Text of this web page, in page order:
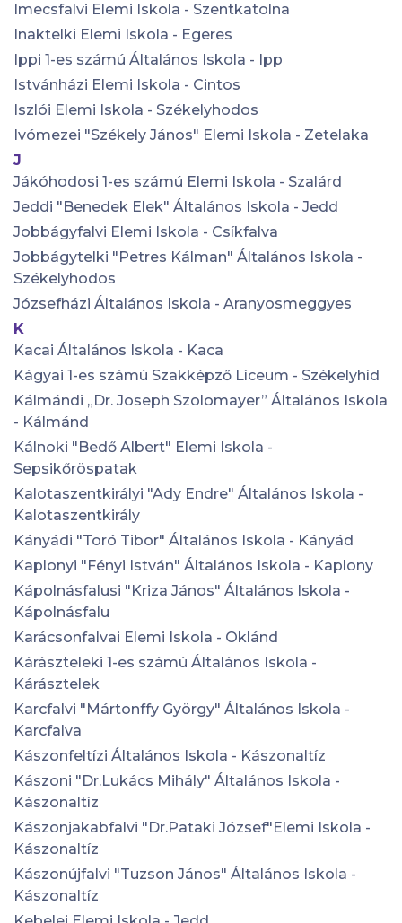
Imecsfalvi Elemi Iskola - Szentkatolna
Inaktelki Elemi Iskola - Egeres
Ippi 1-es számú Általános Iskola - Ipp
Istvánházi Elemi Iskola - Cintos
Iszlói Elemi Iskola - Székelyhodos
Ivómezei "Székely János" Elemi Iskola - Zetelaka
J
Jákóhodosi 1-es számú Elemi Iskola - Szalárd
Jeddi "Benedek Elek" Általános Iskola - Jedd
Jobbágyfalvi Elemi Iskola - Csíkfalva
Jobbágytelki "Petres Kálman" Általános Iskola -
Székelyhodos
Józsefházi Általános Iskola - Aranyosmeggyes
K
Kacai Általános Iskola - Kaca
Kágyai 1-es számú Szakképző Líceum - Székelyhíd
Kálmándi „Dr. Joseph Szolomayer” Általános Iskola
- Kálmánd
Kálnoki "Bedő Albert" Elemi Iskola -
Sepsikőröspatak
Kalotaszentkirályi "Ady Endre" Általános Iskola -
Kalotaszentkirály
Kányádi "Toró Tibor" Általános Iskola - Kányád
Kaplonyi "Fényi István" Általános Iskola - Kaplony
Kápolnásfalusi "Kriza János" Általános Iskola -
Kápolnásfalu
Karácsonfalvai Elemi Iskola - Oklánd
Kárászteleki 1-es számú Általános Iskola -
Kárásztelek
Karcfalvi "Mártonffy György" Általános Iskola -
Karcfalva
Kászonfeltízi Általános Iskola - Kászonaltíz
Kászoni "Dr.Lukács Mihály" Általános Iskola -
Kászonaltíz
Kászonjakabfalvi "Dr.Pataki József"Elemi Iskola -
Kászonaltíz
Kászonújfalvi "Tuzson János" Általános Iskola -
Kászonaltíz